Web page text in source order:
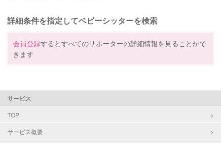
詳細条件を指定してベビーシッターを検索
会員登録するとすべてのサポーターの詳細情報を見ることがで
きます
サービス
TOP
サービス概要